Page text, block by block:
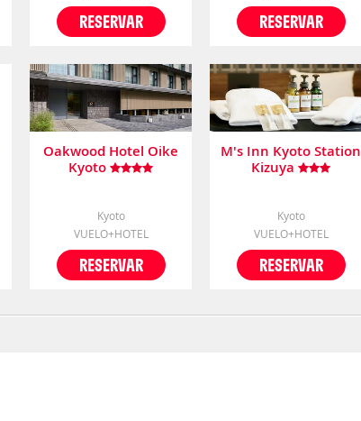
RESERVAR RESERVAR
Oakwood Hotel Oike
Kyoto
Kyoto
VUELO+HOTEL
RESERVAR
M's Inn Kyoto Station
Kizuya
Kyoto
VUELO+HOTEL
RESERVAR